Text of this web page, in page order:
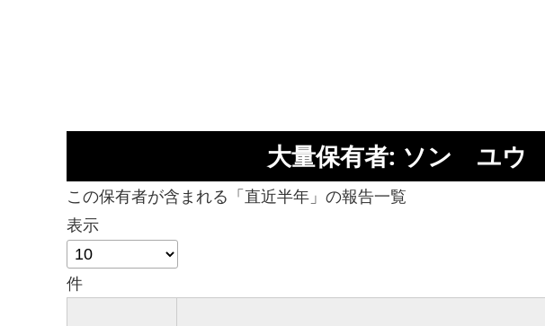
大量保有者: ソン ユウ
この保有者が含まれる「直近半年」の報告一覧
表示
件